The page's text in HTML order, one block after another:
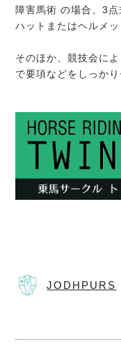
障害馬術 の場合、3
ハットまたはヘルメッ
そのほか、競技会に
で要項などをしっか
JODHPURS